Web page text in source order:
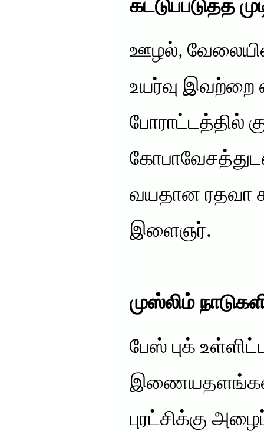
கட்டுப்படுத்த
ஊழல்,
உயர்வு இவற்றை
போராட்டத்தில்
வயதான ரதவா
இளைஞர்.
முஸ்லிம்
பேஸ் புக்
புரட்சிக்கு